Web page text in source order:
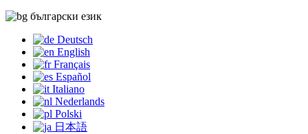
български език
Deutsch
English
Français
Español
Italiano
Nederlands
Polski
日本語